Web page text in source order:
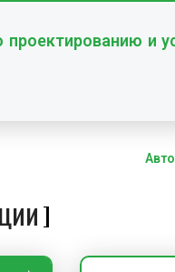
проектированию и